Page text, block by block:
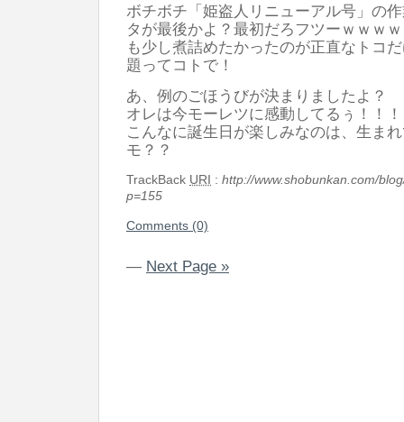
ボチボチ「姫盗人リニューアル号」の
タが最後かよ？最初だろフツーｗｗｗ
も少し煮詰めたかったのが正直なトコ
題ってコトで！
あ、例のごほうびが決まりましたよ？
オレは今モーレツに感動してるぅ！！
こんなに誕生日が楽しみなのは、生ま
モ？？
TrackBack URI : http://www.shobunkan.com/
p=155
Comments (0)
— Next Page »